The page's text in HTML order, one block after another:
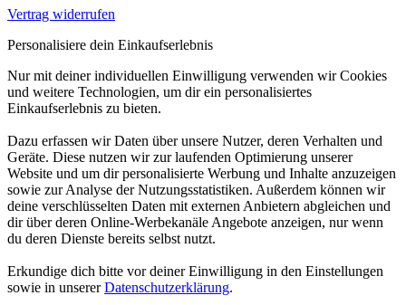
Vertrag widerrufen
Personalisiere dein Einkaufserlebnis
Nur mit deiner individuellen Einwilligung verwenden wir Cookies
und weitere Technologien, um dir ein personalisiertes
Einkaufserlebnis zu bieten.
Dazu erfassen wir Daten über unsere Nutzer, deren Verhalten und
Geräte. Diese nutzen wir zur laufenden Optimierung unserer
Website und um dir personalisierte Werbung und Inhalte anzuzeigen
sowie zur Analyse der Nutzungsstatistiken. Außerdem können wir
deine verschlüsselten Daten mit externen Anbietern abgleichen und
dir über deren Online-Werbekanäle Angebote anzeigen, nur wenn
du deren Dienste bereits selbst nutzt.
Erkundige dich bitte vor deiner Einwilligung in den Einstellungen
sowie in unsererDatenschutzerklärung.